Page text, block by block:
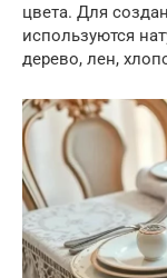
цвета. Для
используются
дерево, лен,